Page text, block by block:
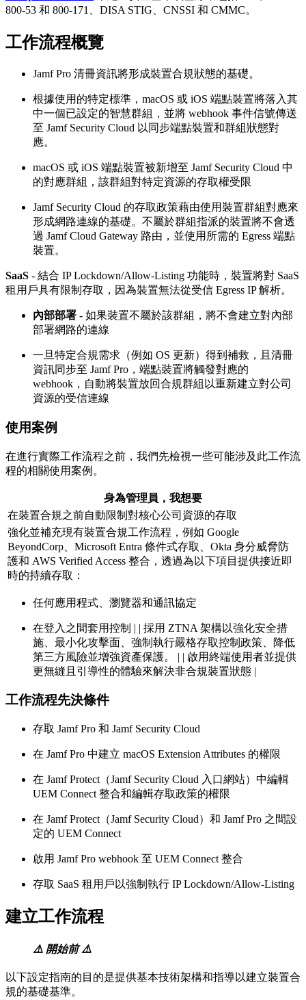
800-53 和 800-171、DISA STIG、CNSSI 和 CMMC。
工作流程概覽
Jamf Pro 清冊資訊將形成裝置合規狀態的基礎。
根據使用的特定標準，macOS 或 iOS 端點裝置將落入其
中一個已設定的智慧群組，並將 webhook 事件信號傳送
至 Jamf Security Cloud 以同步端點裝置和群組狀態對
應。
macOS 或 iOS 端點裝置被新增至 Jamf Security Cloud 中
的對應群組，該群組對特定資源的存取權受限
Jamf Security Cloud 的存取政策藉由使用裝置群組對應來
形成網路連線的基礎。不屬於群組指派的裝置將不會透
過 Jamf Cloud Gateway 路由，並使用所需的 Egress 端點
裝置。
SaaS - 結合 IP Lockdown/Allow-Listing 功能時，裝置將對 SaaS
租用戶具有限制存取，因為裝置無法從受信 Egress IP 解析。
內部部署 - 如果裝置不屬於該群組，將不會建立對內部
部署網路的連線
一旦特定合規需求（例如 OS 更新）得到補救，且清冊
資訊同步至 Jamf Pro，端點裝置將觸發對應的
webhook，自動將裝置放回合規群組以重新建立對公司
資源的受信連線
使用案例
在進行實際工作流程之前，我們先檢視一些可能涉及此工作流
程的相關使用案例。
身為管理員，我想要
在裝置合規之前自動限制對核心公司資源的存取
強化並補充現有裝置合規工作流程，例如 Google
BeyondCorp、Microsoft Entra 條件式存取、Okta 身分威脅防
護和 AWS Verified Access 整合，透過為以下項目提供接近即
時的持續存取：
任何應用程式、瀏覽器和通訊協定
在登入之間套用控制 | | 採用 ZTNA 架構以強化安全措
施、最小化攻擊面、強制執行嚴格存取控制政策、降低
第三方風險並增強資產保護。 | | 啟用終端使用者並提供
更無縫且引導性的體驗來解決非合規裝置狀態 |
工作流程先決條件
存取 Jamf Pro 和 Jamf Security Cloud
在 Jamf Pro 中建立 macOS Extension Attributes 的權限
在 Jamf Protect（Jamf Security Cloud 入口網站）中編輯
UEM Connect 整合和編輯存取政策的權限
在 Jamf Protect（Jamf Security Cloud）和 Jamf Pro 之間設
定的 UEM Connect
啟用 Jamf Pro webhook 至 UEM Connect 整合
存取 SaaS 租用戶以強制執行 IP Lockdown/Allow-Listing
建立工作流程
⚠️ 開始前 ⚠️
以下設定指南的目的是提供基本技術架構和指導以建立裝置合
規的基礎基準。